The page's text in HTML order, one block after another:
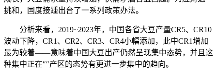
挑和，国度接踵出台了一系列政策办法。
分析来看，2019~2023年，中国各省大豆产量CR5、CR10
波动下降，CR1、CR2、CR3、CR4小幅添加，此中CR1增加
最为较着——意味着中国大豆出产仍然呈现集中态势，并且这
种集中正在″″产区的态势有更进一步集中的趋向。